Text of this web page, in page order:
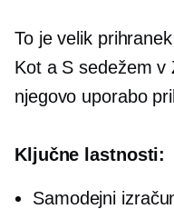
To je velik
Kot a S sedežem v
njegovo uporabo
Ključne lastnosti:
Samodejni